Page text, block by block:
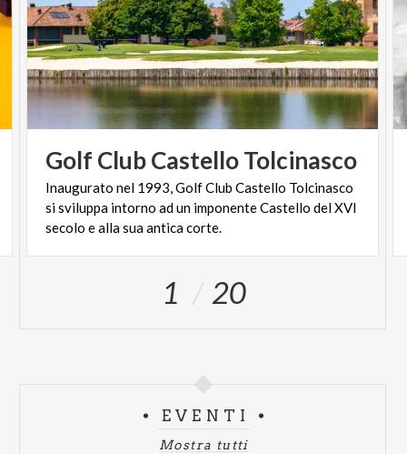
Biglietti
Settore Visibilita' Limitata€ 44,85Settore
Numerato 2€ 49,45Posto In Piedi€ 59,80Settore
Numerato 1
€ 59,80
Golf ClubCastelloTolcinasco
Inaugurato nel 1993, Golf Club Castello Tolcinasco
si sviluppa intorno ad un imponente Castello del XVI
secolo e alla sua antica corte.
1 20
EVENTI
Mostra tutti